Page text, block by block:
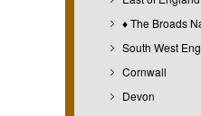
♦ The Broads
South West
Cornwall
Devon